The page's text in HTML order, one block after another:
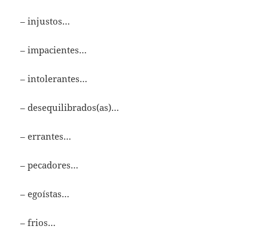
– injustos…
– impacientes…
– intolerantes…
– desequilibrados(as)…
– errantes…
– pecadores…
– egoístas…
– frios…